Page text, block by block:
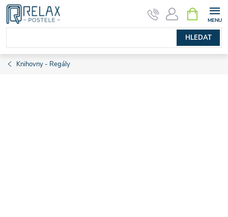
Přejít
obsah
HLEDAT
NÁKUPNÍ
KOŠÍK
Knihovny - Regály